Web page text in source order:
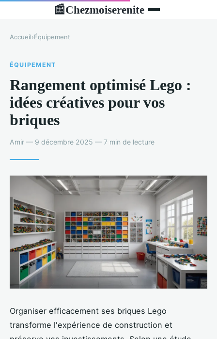
📰Chezmoiserenite
Accueil›Équipement
ÉQUIPEMENT
Rangement optimisé Lego :
idées créatives pour vos
briques
Amir — 9 décembre 2025 — 7 min de lecture
Organiser efficacement ses briques Lego
transforme l'expérience de construction et